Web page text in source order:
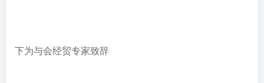
下为与会经贸专家致辞